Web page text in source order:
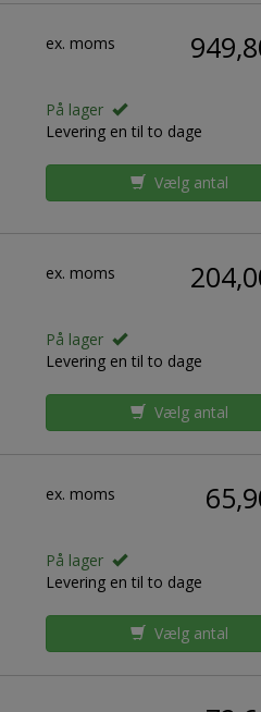
ex. moms
På lager
Levering en til to dage
Vælg antal
ex. moms
På lager
Levering en til to dage
Vælg antal
ex. moms
På lager
Levering en til to dage
Vælg antal